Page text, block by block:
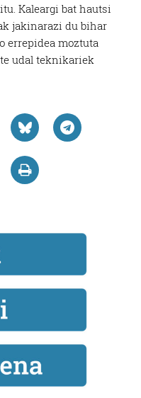
Kaleargi bat hautsi
jakinarazi du bihar
errepidea moztuta
udal teknikariek